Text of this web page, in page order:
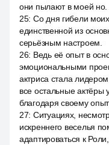
они пылают в моей но.
25: Со дня гибели
единственной из
серьёзным настроем.
26: Ведь её опыт в
эмоциональными
актриса стала
все остальные актёры
благодаря своему
27: Ситуациях,
искреннего веселья
адаптироваться к